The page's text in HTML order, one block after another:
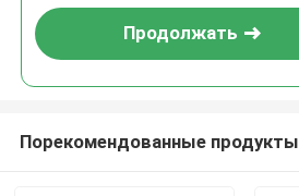
Продолжать
Порекомендованные продукты